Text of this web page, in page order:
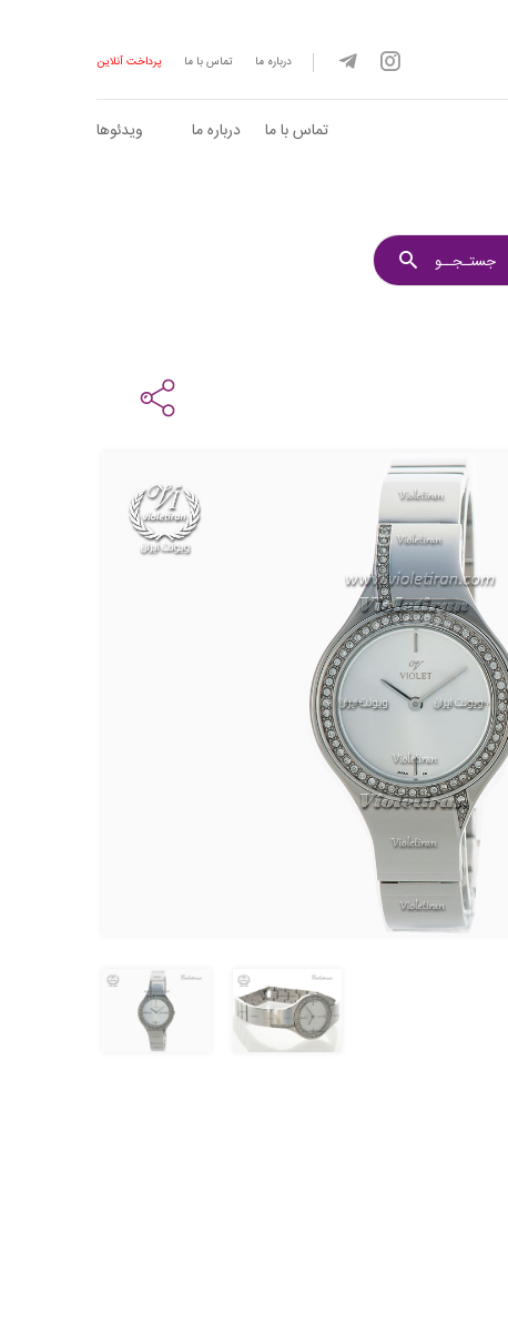
پرداخت آنلاین تماس با ما درباره ما
ویدئوها درباره ما تماس با ما
جستـجــو